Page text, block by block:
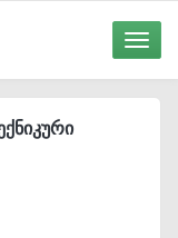
Toggle